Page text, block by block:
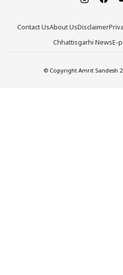
Contact UsAbout UsDisclaimer
Chhattisgarhi NewsE-
© Copyright Amrit Sandesh